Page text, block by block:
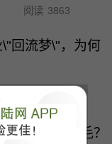
阅读 3863
回流梦\"，为何
成了一地鸡毛？